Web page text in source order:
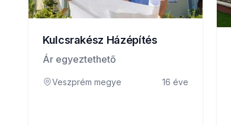
Kulcsrakész Házépítés
Ár egyeztethető
Veszprém megye 16 éve